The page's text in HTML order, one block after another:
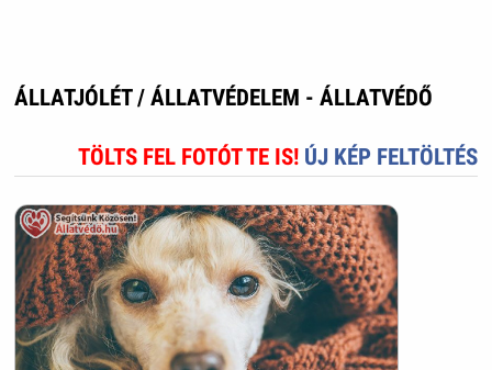
ÁLLATJÓLÉT / ÁLLATVÉDELEM - ÁLLATVÉDŐ
TÖLTS FEL FOTÓT TE IS! ÚJ KÉP FELTÖLTÉS